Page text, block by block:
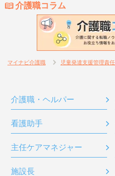
介護職コラム
マイナビ介護職 児童発達支援管理責
介護職・ヘルパー
看護助手
主任ケアマネジャー
施設長